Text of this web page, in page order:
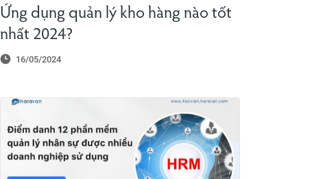
Ứng dụng quản lý kho hàng nào tốt
nhất 2024?
16/05/2024